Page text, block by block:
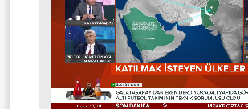
Mute Stream